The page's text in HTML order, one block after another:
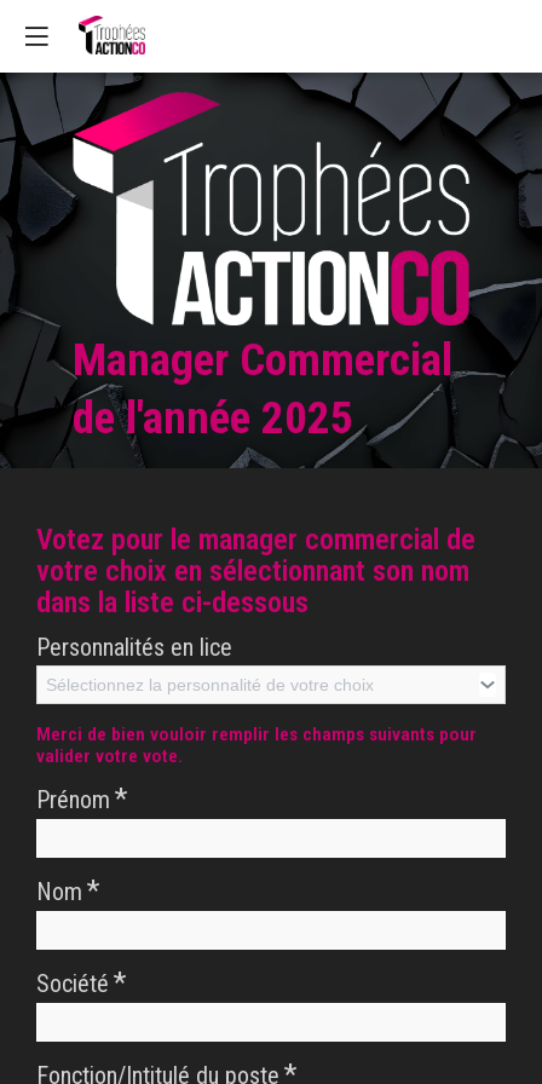
Manager Commercial
de l'année 2025
Votez pour le manager commercial de
votre choix en sélectionnant son nom
dans la liste ci-dessous
Personnalités en lice
Sélectionnez la personnalité de votre choix
Merci de bien vouloir remplir les champs suivants pour
valider votre vote.
Prénom *
Nom *
Société *
Fonction/Intitulé du poste *